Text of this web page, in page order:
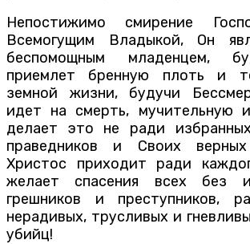
Непостижимо смирение
Всемогущим Владыкой, Он
беспомощным младенцем,
приемлет бренную плоть и
земной жизни, будучи
идет на смерть, мучительную
делает это не ради
праведников и Своих
Христос приходит ради
желает спасения всех без
грешников и преступников,
нерадивых, трусливых и
убийц!